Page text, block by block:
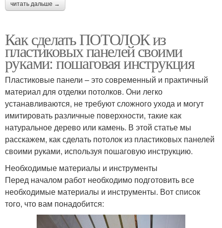
читать дальше →
Как сделать ПОТОЛОК из
пластиковых панелей своими
руками: пошаговая инструкция
Пластиковые панели – это современный и практичный
материал для отделки потолков. Они легко
устанавливаются, не требуют сложного ухода и могут
имитировать различные поверхности, такие как
натуральное дерево или камень. В этой статье мы
расскажем, как сделать потолок из пластиковых панелей
своими руками, используя пошаговую инструкцию.
Необходимые материалы и инструменты
Перед началом работ необходимо подготовить все
необходимые материалы и инструменты. Вот список
того, что вам понадобится: